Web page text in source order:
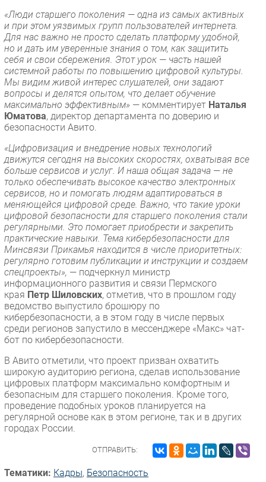
Новости
Аналитика
Интервью
Мероприятия
Проекты
IT класс
Тестовый стенд
Каталог компаний
«Люди старшего поколения — одна из самых активных
и при этом уязвимых групп пользователей интернета.
Для нас важно не просто сделать платформу удобной,
но и дать им уверенные знания о том, как защитить
себя и свои сбережения. Этот урок — часть нашей
системной работы по повышению цифровой культуры.
Мы видим живой интерес слушателей, они задают
вопросы и делятся опытом, что делает обучение
максимально эффективным» — комментирует Наталья
Юматова, директор департамента по доверию и
безопасности Авито.
«Цифровизация и внедрение новых технологий
движутся сегодня на высоких скоростях, охватывая все
больше сервисов и услуг. И наша общая задача — не
только обеспечивать высокое качество электронных
сервисов, но и помогать людям адаптироваться в
меняющейся цифровой среде. Важно, что такие уроки
цифровой безопасности для старшего поколения стали
регулярными. Это помогает приобрести и закрепить
практические навыки. Тема кибербезопасности для
Минсвязи Прикамья находится в числе приоритетных:
регулярно готовим публикации и инструкции и создаем
спецпроекты», — подчеркнул министр
информационного развития и связи Пермского
края Петр Шиловских, отметив, что в прошлом году
ведомство выпустило брошюру по
кибербезопасности, а в этом году в числе первых
среди регионов запустило в мессенджере «Макс» чат-
бот по кибербезопасности.
В Авито отметили, что проект призван охватить
широкую аудиторию региона, сделав использование
цифровых платформ максимально комфортным и
безопасным для старшего поколения. Кроме того,
проведение подобных уроков планируется на
регулярной основе как в этом регионе, так и в других
городах России.
ОТПРАВИТЬ:
Тематики: Кадры, Безопасность